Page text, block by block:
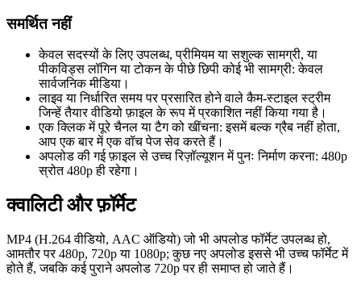
समर्थित नहीं
केवल सदस्यों के लिए उपलब्ध, प्रीमियम या सशुल्क सामग्री, या
पीकविड्स लॉगिन या टोकन के पीछे छिपी कोई भी सामग्री: केवल
सार्वजनिक मीडिया।
लाइव या निर्धारित समय पर प्रसारित होने वाले कैम-स्टाइल स्ट्रीम
जिन्हें तैयार वीडियो फ़ाइल के रूप में प्रकाशित नहीं किया गया है।
एक क्लिक में पूरे चैनल या टैग को खींचना: इसमें बल्क ग्रैब नहीं होता,
आप एक बार में एक वॉच पेज सेव करते हैं।
अपलोड की गई फ़ाइल से उच्च रिज़ॉल्यूशन में पुनः निर्माण करना: 480p
स्रोत 480p ही रहेगा।
क्वालिटी और फ़ॉर्मेट
MP4 (H.264 वीडियो, AAC ऑडियो) जो भी अपलोड फॉर्मेट उपलब्ध हो,
आमतौर पर 480p, 720p या 1080p; कुछ नए अपलोड इससे भी उच्च फॉर्मेट में
होते हैं, जबकि कई पुराने अपलोड 720p पर ही समाप्त हो जाते हैं।